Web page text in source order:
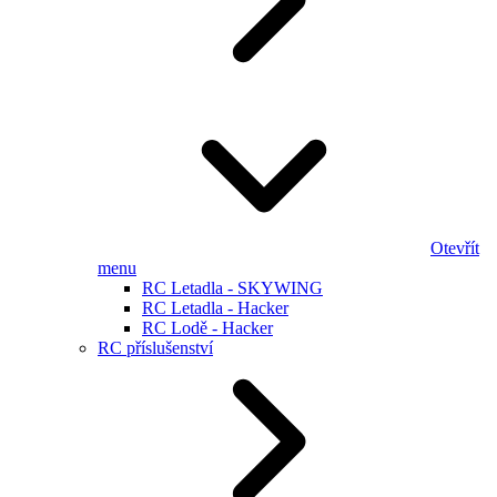
Otevřít
menu
RC Letadla - SKYWING
RC Letadla - Hacker
RC Lodě - Hacker
RC příslušenství